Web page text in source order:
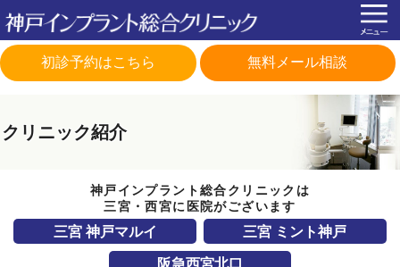
初診予約はこちら 無料メール相談
クリニック紹介
神戸インプラント総合クリニックは
三宮・西宮に医院がございます
三宮 神戸マルイ 三宮 ミント神戸
阪急西宮北口